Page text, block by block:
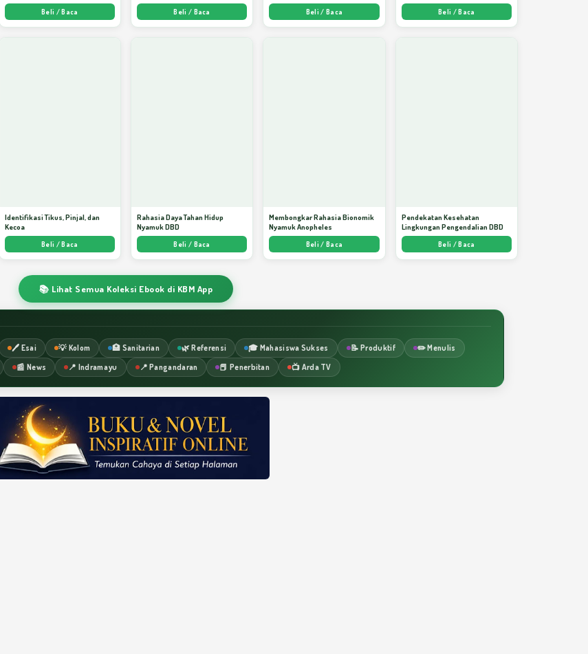
Beli / Baca Beli / Baca Beli / Baca Beli / Baca
Identifikasi Tikus, Pinjal, dan
Kecoa
Beli / Baca
Rahasia Daya Tahan Hidup
Nyamuk DBD
Beli / Baca
Membongkar Rahasia Bionomik
Nyamuk Anopheles
Beli / Baca
Pendekatan Kesehatan
Lingkungan Pengendalian DBD
Beli / Baca
📚 Lihat Semua Koleksi Ebook di KBM App
🖊️ Esai 💡 Kolom 🏥 Sanitarian 🌿 Referensi 🎓 Mahasiswa Sukses 📝 Produktif
✏️ Menulis
📰 News 📍 Indramayu 📍 Pangandaran 📕 Penerbitan 📺 Arda TV